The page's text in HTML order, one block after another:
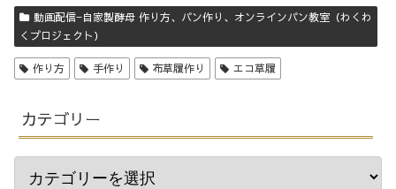
動画配信−自家製酵母 作り方、パン作り、オンラインパン教室（わくわ
くプロジェクト）
作り方 手作り 布草履作り エコ草履
カテゴリー